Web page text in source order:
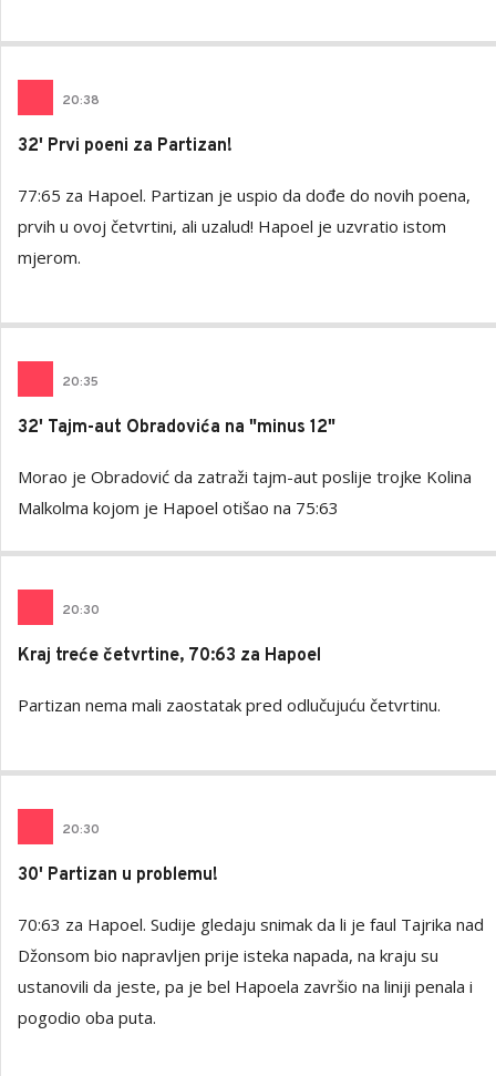
20:38
32' Prvi poeni za Partizan!
77:65 za Hapoel. Partizan je uspio da dođe do novih poena,
prvih u ovoj četvrtini, ali uzalud! Hapoel je uzvratio istom
mjerom.
20:35
32' Tajm-aut Obradovića na "minus 12"
Morao je Obradović da zatraži tajm-aut poslije trojke Kolina
Malkolma kojom je Hapoel otišao na 75:63
20:30
Kraj treće četvrtine, 70:63 za Hapoel
Partizan nema mali zaostatak pred odlučujuću četvrtinu.
20:30
30' Partizan u problemu!
70:63 za Hapoel. Sudije gledaju snimak da li je faul Tajrika nad
Džonsom bio napravljen prije isteka napada, na kraju su
ustanovili da jeste, pa je bel Hapoela završio na liniji penala i
pogodio oba puta.